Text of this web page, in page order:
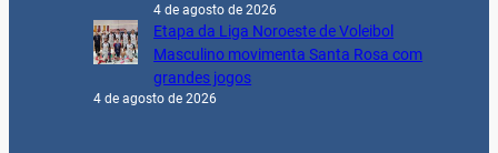
4 de agosto de 2026
Etapa da Liga Noroeste de Voleibol
Masculino movimenta Santa Rosa com
grandes jogos
4 de agosto de 2026